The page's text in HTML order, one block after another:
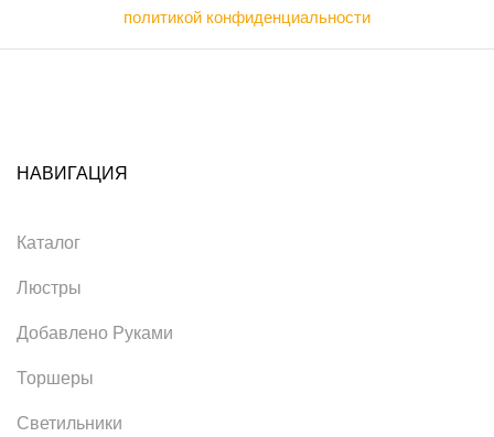
политикой конфиденциальности
НАВИГАЦИЯ
Каталог
Люстры
Добавлено Руками
Торшеры
Светильники